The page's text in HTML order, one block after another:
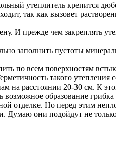
утеплитель крепится
так как вызовет
И прежде чем закреплять
заполнить пустоты
по всем поверхностям
такого утепления
расстоянии 20-30 см. К
возможное образование
отделке. Но перед этим
они подойдут не